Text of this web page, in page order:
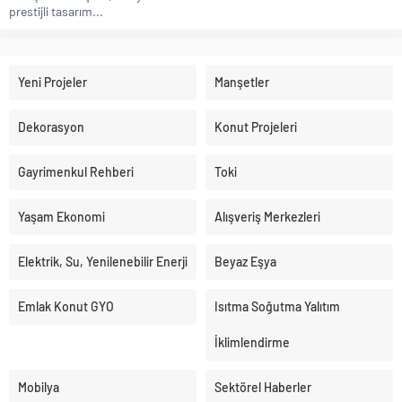
prestijli tasarım...
Yeni Projeler Manşetler
Dekorasyon Konut Projeleri
Gayrimenkul Rehberi Toki
Yaşam Ekonomi Alışveriş Merkezleri
Elektrik, Su, Yenilenebilir Enerji Beyaz Eşya
Emlak Konut GYO Isıtma Soğutma Yalıtım
İklimlendirme
Mobilya Sektörel Haberler